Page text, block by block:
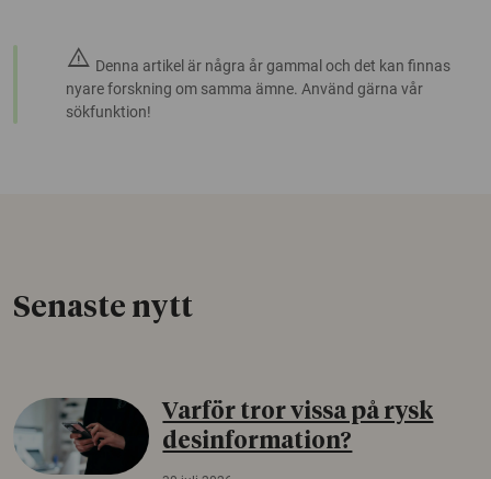
warning Denna artikel är några år gammal och det kan finnas
nyare forskning om samma ämne. Använd gärna vår
sökfunktion!
Senaste nytt
Varför tror vissa på rysk
desinformation?